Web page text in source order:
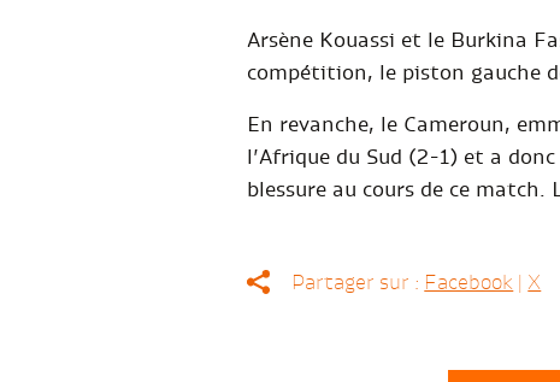
Arsène Kouassi et le Burkina
compétition, le piston gauche
En revanche, le Cameroun,
l’Afrique du Sud (2-1) et a
blessure au cours de ce
Partager sur : Facebook X